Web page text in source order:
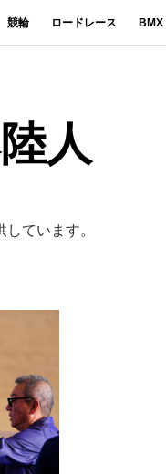
競輪 ロードレース BMX
人
ています。